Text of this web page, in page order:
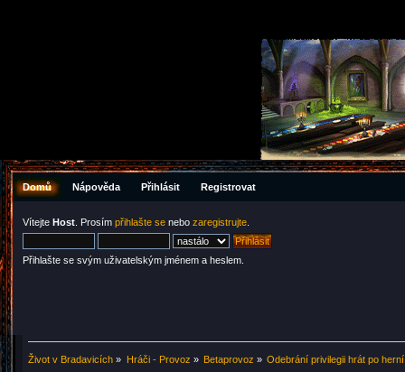
Domů Nápověda Přihlásit Registrovat
Vítejte Host . Prosím přihlašte se nebo zaregistrujte
Přihlašte se svým uživatelským jménem a heslem.
Život v Bradavicích » Hráči - Provoz » Betaprovoz » Odebrání privilegii hrát po